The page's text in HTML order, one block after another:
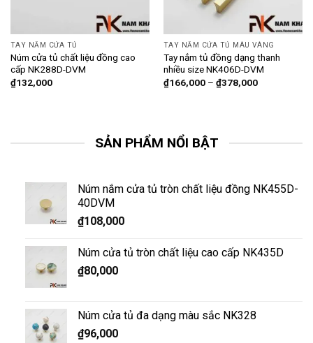
TAY NẮM CỬA TỦ
Núm cửa tủ chất liệu đồng cao
cấp NK288D-DVM
₫132,000
TAY NẮM CỬA TỦ MÀU VÀNG
Tay nắm tủ đồng dạng thanh
nhiều size NK406D-DVM
₫166,000– ₫378,000
SẢN PHẨM NỔI BẬT
Núm nắm cửa tủ tròn chất liệu đồng NK455D-
40DVM
₫108,000
Núm cửa tủ tròn chất liệu cao cấp NK435D
₫80,000
Núm cửa tủ đa dạng màu sắc NK328
₫96,000